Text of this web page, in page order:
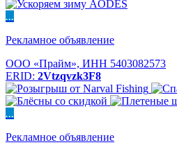
...
Рекламное объявление
ООО «Прайм», ИНН 5403082573
ERID: 2Vtzqvzk3F8
...
Рекламное объявление